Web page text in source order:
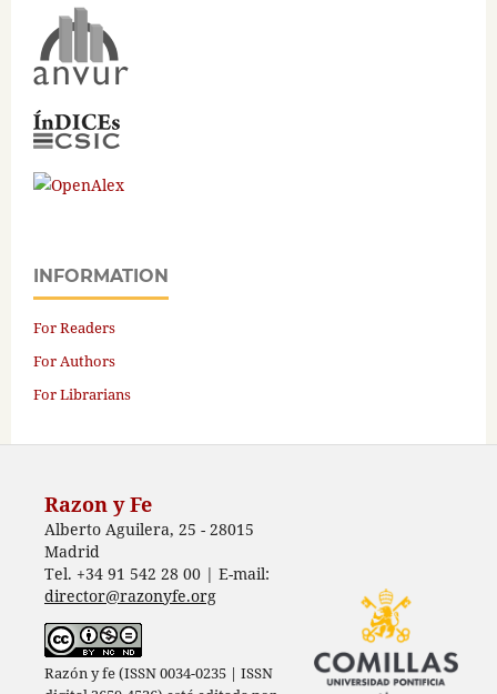
INFORMATION
For Readers
For Authors
For Librarians
Razon y Fe
Alberto Aguilera, 25 - 28015
Madrid
Tel. +34 91 542 28 00 | E-mail:
director@razonyfe.org
Razón y fe (ISSN 0034-0235 | ISSN